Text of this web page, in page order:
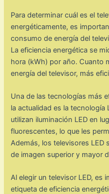
Para determinar cuál es el
energéticamente, es
consumo de energía del
La eficiencia energética se
hora (kWh) por año. Cuanto
energía del televisor, más
Una de las tecnologías más
la actualidad es la tecnología
utilizan iluminación LED en
fluorescentes, lo que les
Además, los televisores
de imagen superior y mayor
Al elegir un televisor LED, es
etiqueta de eficiencia